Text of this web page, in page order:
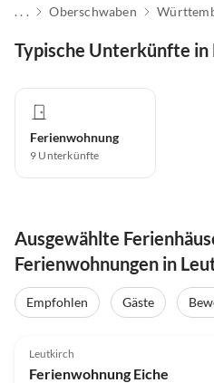
. . . Oberschwaben
Typische Unterkünfte
Ferienwohnung
9 Unterkünfte
Ausgewählte
Ferienwohnungen in
Empfohlen Gäste
Leutkirch
Ferienwohnung Eiche